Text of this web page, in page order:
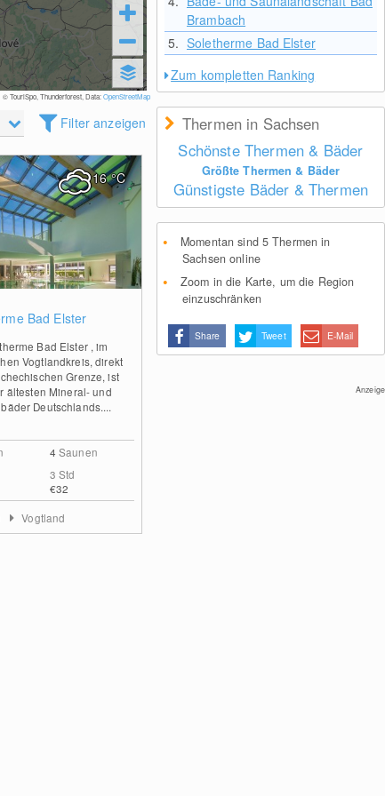
© TouriSpo, Thunderforest, Data:OpenStreetMap
Filter anzeigen
Bad Elster
Bad Elster , im
Vogtlandkreis, direkt
Grenze, ist
ältesten Mineral- und
Deutschlands....
4 Saunen
3 Std
€32
16°C
Vogtland
Brambach
5. Soletherme Bad Elster
Zum kompletten Ranking
Thermen in Sachsen
Schönste Thermen & Bäder
Größte Thermen & Bäder
Günstigste Bäder & Thermen
Momentan sind 5 Thermen in
Sachsen online
Zoom in die Karte, um die Region
einzuschränken
Share Tweet E-Mail
Anzeige